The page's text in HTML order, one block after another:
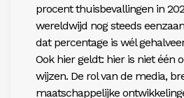
procent thuisbevallingen in
wereldwijd nog steeds
dat percentage is wél
Ook hier geldt: hier is niet één
wijzen. De rol van de media,
maatschappelijke